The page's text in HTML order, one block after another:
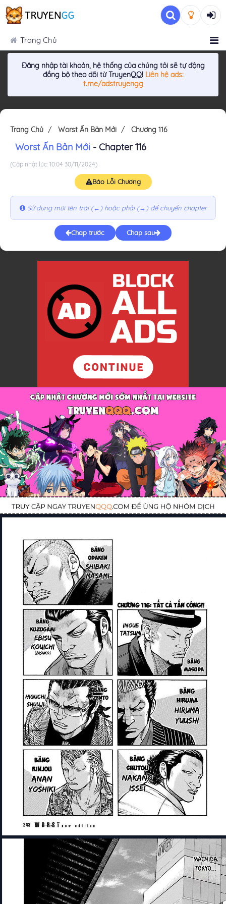
Trang Chủ
Đăng nhập tài khoản, hệ thống của chúng tôi sẽ tự động
đồng bộ theo dõi từ TruyenQQ! Liên hệ ads:
t.me/adstruyengg
Trang Chủ Worst Ấn Bản Mới Chương 116
Worst Ấn Bản Mới - Chapter 116
(Cập nhật lúc: 10:04 30/11/2024)
Báo Lỗi Chương
Sử dụng mũi tên trái (←) hoặc phải (→) để chuyển chapter
Chap trước Chap sau